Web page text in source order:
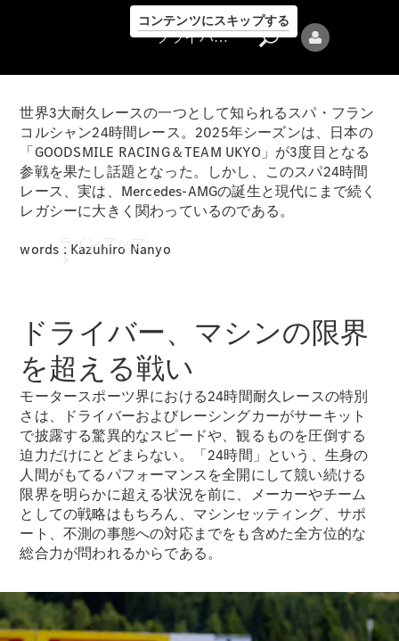
コンテンツにスキップする
プライバシ
ーポリシー
ラインアップ
Mercedes-Benz
New models
電気自動車モデル
プラグインハイブリッドモデル
Sedan
プライバシーポリシー
世界3大耐久レースの一つとして知られるスパ・フラン
コルシャン24時間レース。2025年シーズンは、日本の
「GOODSMILE RACING＆TEAM UKYO」が3度目となる
参戦を果たし話題となった。しかし、このスパ24時間
レース、実は、Mercedes-AMGの誕生と現代にまで続く
レガシーに大きく関わっているのである。
words : Kazuhiro Nanyo
ドライバー、マシンの限界
を超える戦い
モータースポーツ界における24時間耐久レースの特別
さは、ドライバーおよびレーシングカーがサーキット
で披露する驚異的なスピードや、観るものを圧倒する
迫力だけにとどまらない。「24時間」という、生身の
人間がもてるパフォーマンスを全開にして競い続ける
限界を明らかに超える状況を前に、メーカーやチーム
としての戦略はもちろん、マシンセッティング、サポ
ート、不測の事態への対応までをも含めた全方位的な
総合力が問われるからである。